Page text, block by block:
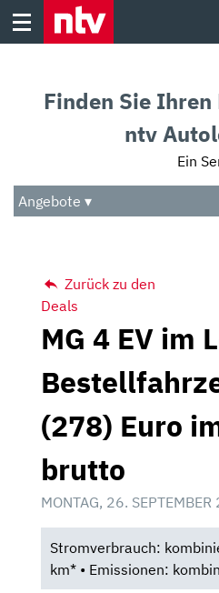
Skip
Audio
Das Beste
Finden Sie
ntv
Ein
Angebote ▾
Zurück zu den
Deals
MG 4 EV im
(278) Euro
brutto
MONTAG, 26.
Stromverbrauch:
km* • Emissionen: